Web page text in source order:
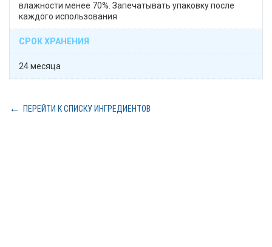
влажности менее 70%. Запечатывать упаковку после
каждого использования
СРОК ХРАНЕНИЯ
24 месяца
ПЕРЕЙТИ К СПИСКУ ИНГРЕДИЕНТОВ